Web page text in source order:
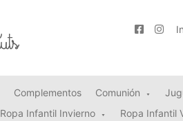
Complementos Comunión
Ropa Infantil Invierno
Ropa Infantil